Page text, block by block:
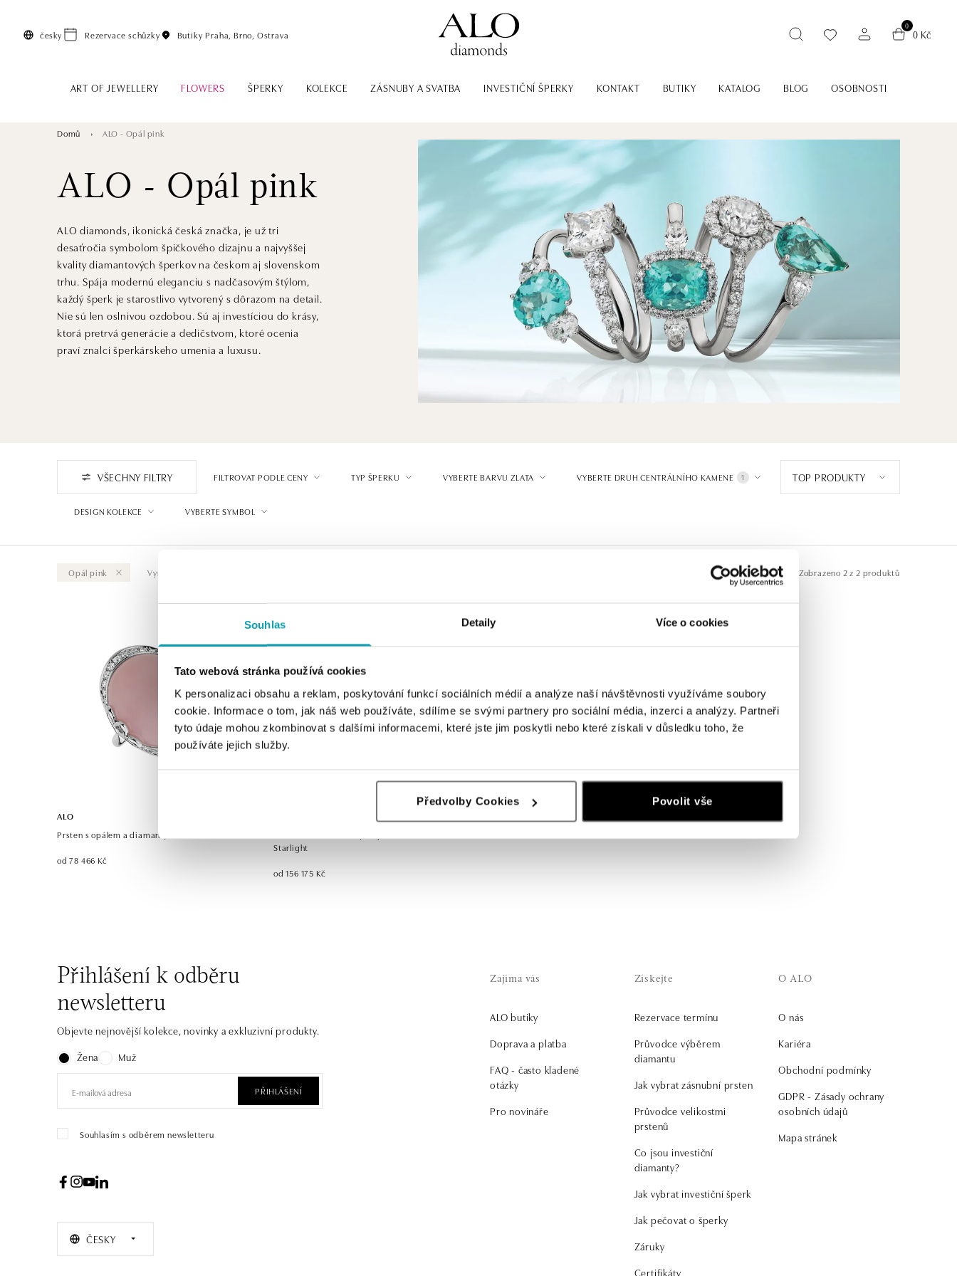
Souhlas Detaily Více o cookies
Tato webová stránka používá cookies
K personalizaci obsahu a reklam, poskytování funkcí sociálních médií a analýze naší návštěvnosti využíváme soubory
cookie. Informace o tom, jak náš web používáte, sdílíme se svými partnery pro sociální média, inzerci a analýzy. Partneři
tyto údaje mohou zkombinovat s dalšími informacemi, které jste jim poskytli nebo které získali v důsledku toho, že
používáte jejich služby.
Předvolby Cookies Povolit vše
česky Rezervace schůzky Butiky Praha, Brno, Ostrava
0
0 Kč
ART OF JEWELLERY FLOWERS ŠPERKY KOLEKCE ZÁSNUBY A SVATBA INVESTIČNÍ ŠPERKY KONTAKT BUTIKY KATALOG BLOG OSOBNOSTI
Domů ALO - Opál pink
ALO - Opál pink
ALO diamonds, ikonická česká značka, je už tri
desaťročia symbolom špičkového dizajnu a najvyššej
kvality diamantových šperkov na českom aj slovenskom
trhu. Spája modernú eleganciu s nadčasovým štýlom,
každý šperk je starostlivo vytvorený s dôrazom na detail.
Nie sú len oslnivou ozdobou. Sú aj investíciou do krásy,
ktorá pretrvá generácie a dedičstvom, ktoré ocenia
praví znalci šperkárskeho umenia a luxusu.
VŠECHNY FILTRY FILTROVAT PODLE CENY TYP ŠPERKU VYBERTE BARVU ZLATA VYBERTE DRUH CENTRÁLNÍHO KAMENE 1
DESIGN KOLEKCE VYBERTE SYMBOL
TOP PRODUKTY
Opál pink Vymazat vše Zobrazeno 2 z 2 produktů
ALO
Prsten s opálem a diamanty Glorious Gem
od 78 466 Kč
Starlight
od 156 175 Kč
Přihlášení k odběru
newsletteru
Objevte nejnovější kolekce, novinky a exkluzivní produkty.
Žena
Muž
PŘIHLÁŠENÍ
Souhlasím s odběrem newsletteru
ČESKY
Zajíma vás
ALO butiky
Doprava a platba
FAQ - často kladené
otázky
Pro novináře
Získejte
Rezervace termínu
Průvodce výběrem
diamantu
Jak vybrat zásnubní prsten
Průvodce velikostmi
prstenů
Co jsou investiční
diamanty?
Jak vybrat investiční šperk
Jak pečovat o šperky
Záruky
Certifikáty
O ALO
O nás
Kariéra
Obchodní podmínky
GDPR - Zásady ochrany
osobních údajů
Mapa stránek